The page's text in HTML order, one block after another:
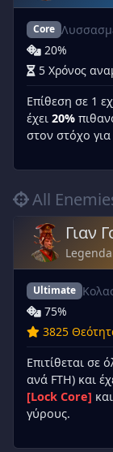
Core
20%
5 Χρόνος
Επίθεση σε 1
έχει 20%
στον στόχο
All
Γιαν
Ultimate
75%
3825
Επιτίθεται σε
ανά FTH) και
[Lock Core] και
γύρους.